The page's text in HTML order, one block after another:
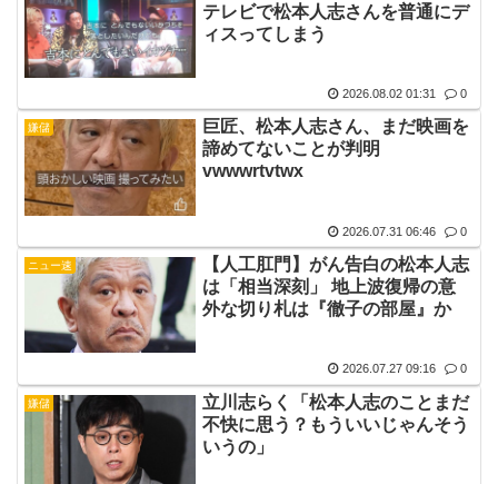
テレビで松本人志さんを普通にデ
ィスってしまう
2026.08.02 01:31 0
嫌儲
巨匠、松本人志さん、まだ映画を
諦めてないことが判明
vwwwrtvtwx
2026.07.31 06:46 0
ニュー速
【人工肛門】がん告白の松本人志
は「相当深刻」 地上波復帰の意
外な切り札は『徹子の部屋』か
2026.07.27 09:16 0
嫌儲
立川志らく「松本人志のことまだ
不快に思う？もういいじゃんそう
いうの」